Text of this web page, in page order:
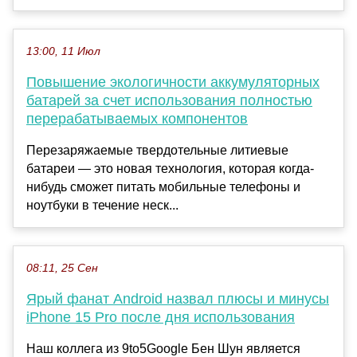
13:00, 11 Июл
Повышение экологичности аккумуляторных
батарей за счет использования полностью
перерабатываемых компонентов
Перезаряжаемые твердотельные литиевые
батареи — это новая технология, которая когда-
нибудь сможет питать мобильные телефоны и
ноутбуки в течение неск...
08:11, 25 Сен
Ярый фанат Android назвал плюсы и минусы
iPhone 15 Pro после дня использования
Наш коллега из 9to5Google Бен Шун является